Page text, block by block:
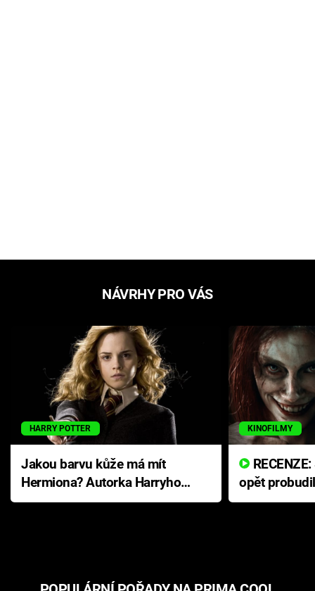
NÁVRHY PRO VÁS
HARRY POTTER
Jakou barvu kůže má mít
Hermiona? Autorka Harryho
Pottera přišla s ráznou
KINOFILMY
opět
přichází s